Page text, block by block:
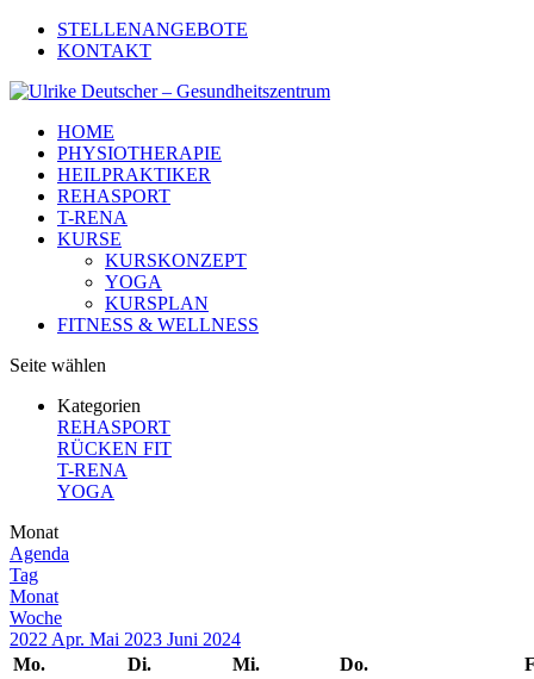
STELLENANGEBOTE
KONTAKT
HOME
PHYSIOTHERAPIE
HEILPRAKTIKER
REHASPORT
T-RENA
KURSE
KURSKONZEPT
YOGA
KURSPLAN
FITNESS & WELLNESS
Seite wählen
Kategorien
REHASPORT
RÜCKEN FIT
T-RENA
YOGA
Monat
Agenda
Tag
Monat
Woche
2022 Apr. Mai 2023 Juni 2024
Mo.
Di. Mi. Do.